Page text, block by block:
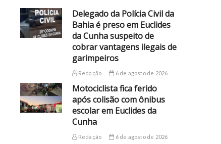
Delegado da Polícia Civil da
Bahia é preso em Euclides
da Cunha suspeito de
cobrar vantagens ilegais de
garimpeiros
Redação 6 de agosto de 2026
Motociclista fica ferido
após colisão com ônibus
escolar em Euclides da
Cunha
Redação 6 de agosto de 2026